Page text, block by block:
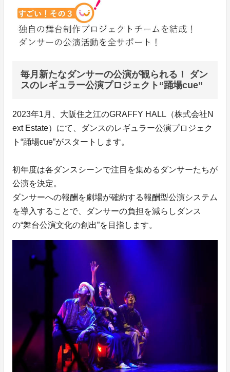
毎月新たなダンサーの公演が観られる！ ダン
スのレギュラー公演プロジェクト“踊場cue”
2023年1月、大阪住之江のGRAFFY HALL（株式会社N
ext Estate）にて、ダンスのレギュラー公演プロジェク
ト“踊場cue”がスタートします。
初年度は各ダンスシーンで注目を集めるダンサーたちが
公演を決定。
ダンサーへの報酬を劇場が確約する報酬型公演システム
を導入することで、ダンサーの負担を減らしダンス
の“舞台公演文化の創出”を目指します。